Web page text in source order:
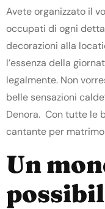
Avete organizzato il
occupati di ogni
decorazioni alla
l’essenza della
legalmente. Non
belle sensazioni
Denora. Con tutte le
cantante per
Un